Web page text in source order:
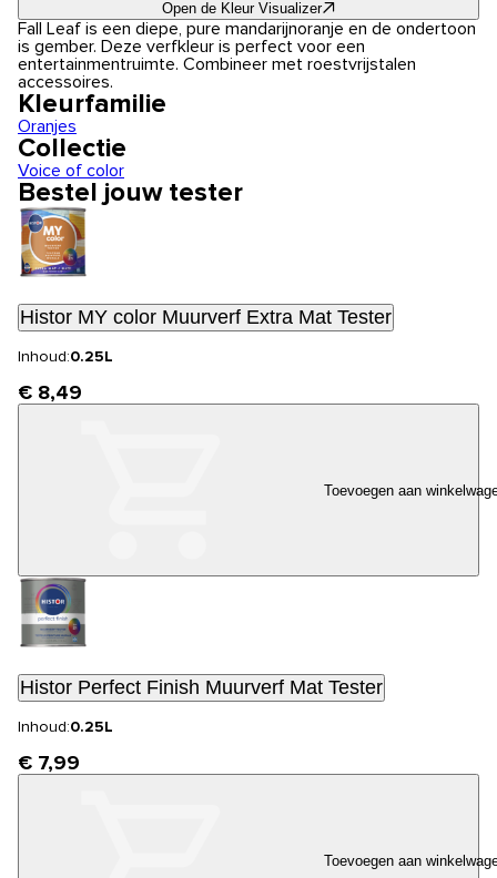
Open de Kleur Visualizer
Fall Leaf is een diepe, pure mandarijnoranje en de ondertoon
is gember. Deze verfkleur is perfect voor een
entertainmentruimte. Combineer met roestvrijstalen
accessoires.
Kleurfamilie
Oranjes
Collectie
Voice of color
Bestel jouw tester
Histor MY color Muurverf Extra Mat Tester
Inhoud:0.25L
€ 8,49
Toevoegen aan
Histor Perfect Finish Muurverf Mat Tester
Inhoud:0.25L
€ 7,99
Toevoegen aan